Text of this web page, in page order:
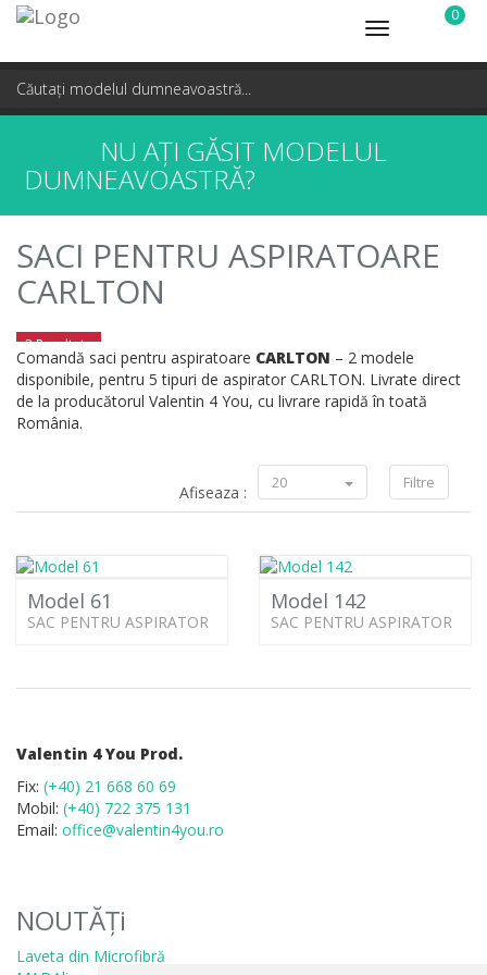
Toggle
navigation
0
NU AȚI GĂSIT MODELUL
DUMNEAVOASTRĂ?
SACI PENTRU ASPIRATOARE
CARLTON
2 Rezultate
Comandă saci pentru aspiratoare CARLTON – 2 modele
disponibile, pentru 5 tipuri de aspirator CARLTON. Livrate direct
de la producătorul Valentin 4 You, cu livrare rapidă în toată
România.
Filtre
Afiseaza : 20
Model 61
SAC PENTRU ASPIRATOR
Model 142
SAC PENTRU ASPIRATOR
Valentin 4 You Prod.
Fix: (+40) 21 668 60 69
Mobil: (+40) 722 375 131
Email: office@valentin4you.ro
NOUTĂȚi
Laveta din Microfibră